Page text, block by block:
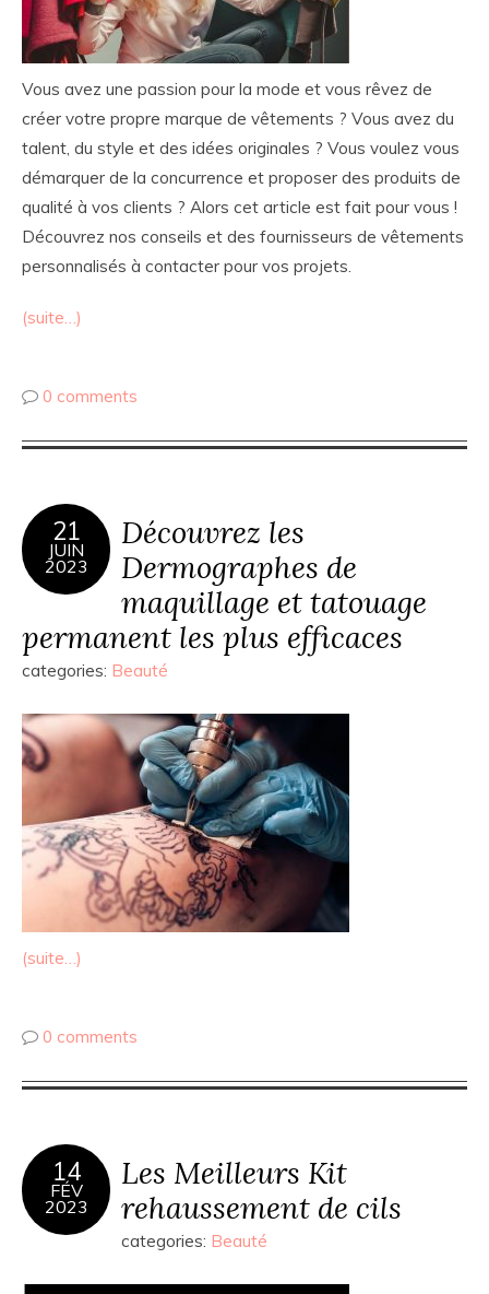
Vous avez une passion pour la mode et vous rêvez de
créer votre propre marque de vêtements ? Vous avez du
talent, du style et des idées originales ? Vous voulez vous
démarquer de la concurrence et proposer des produits de
qualité à vos clients ? Alors cet article est fait pour vous !
Découvrez nos conseils et des fournisseurs de vêtements
personnalisés à contacter pour vos projets.
(suite…)
0 comments
21
JUIN
2023
Découvrez les
Dermographes de
maquillage et tatouage
permanent les plus efficaces
categories: Beauté
(suite…)
0 comments
14
FÉV
2023
Les Meilleurs Kit
rehaussement de cils
categories: Beauté